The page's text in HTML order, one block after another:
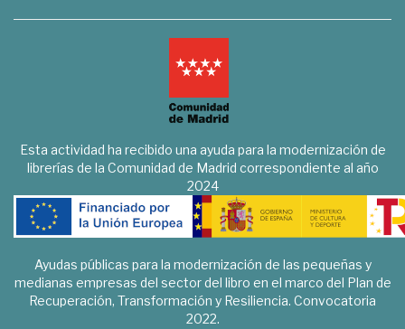
Esta actividad ha recibido una ayuda para la modernización de
librerías de la Comunidad de Madrid correspondiente al año
2024
Ayudas públicas para la modernización de las pequeñas y
medianas empresas del sector del libro en el marco del Plan de
Recuperación, Transformación y Resiliencia. Convocatoria
2022.